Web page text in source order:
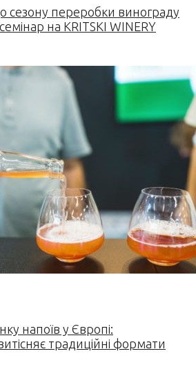
сезону переробки винограду
на KRITSKI WINERY
напоїв у Європі:
традиційні формати